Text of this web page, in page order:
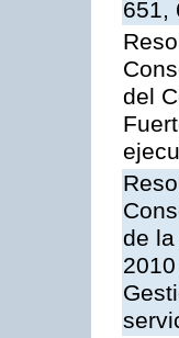
651,
del
de